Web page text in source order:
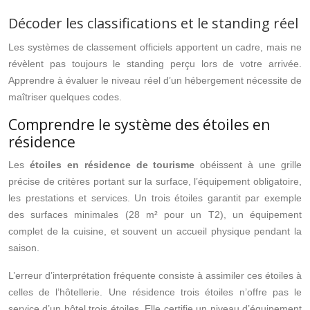
Décoder les classifications et le standing réel
Les systèmes de classement officiels apportent un cadre, mais ne
révèlent pas toujours le standing perçu lors de votre arrivée.
Apprendre à évaluer le niveau réel d’un hébergement nécessite de
maîtriser quelques codes.
Comprendre le système des étoiles en
résidence
Les étoiles en résidence de tourisme obéissent à une grille
précise de critères portant sur la surface, l’équipement obligatoire,
les prestations et services. Un trois étoiles garantit par exemple
des surfaces minimales (28 m² pour un T2), un équipement
complet de la cuisine, et souvent un accueil physique pendant la
saison.
L’erreur d’interprétation fréquente consiste à assimiler ces étoiles à
celles de l’hôtellerie. Une résidence trois étoiles n’offre pas le